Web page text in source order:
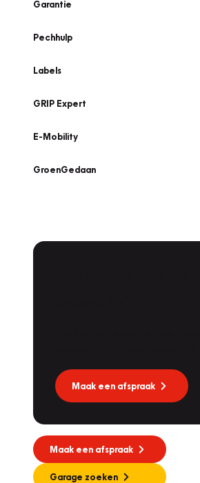
Garantie
Pechhulp
Labels
GRIP Expert
E-Mobility
GroenGedaan
Maak een afspraak
Maak een afspraak
Garage zoeken